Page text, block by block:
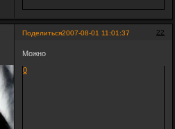
Поделиться 22
2007-08-01 11:01:37
Можно
0